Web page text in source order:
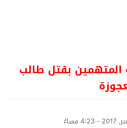
المتهمين بقتل طالب